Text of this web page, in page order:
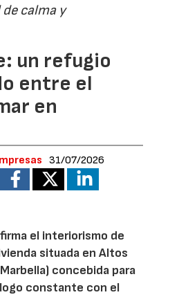
calma y
un refugio
entre el
en
31/07/2026
firma el interiorismo de
situada en Altos
concebida para
constante con el